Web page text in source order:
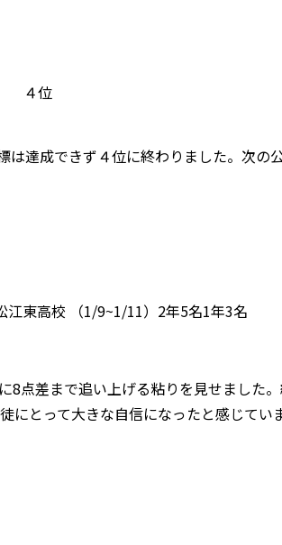
４位
達成できず４位に終わりました。次
東高校 （1/9~1/11）2年5名1年3名
点差まで追い上げる粘りを見せました
とって大きな自信になったと感じてい